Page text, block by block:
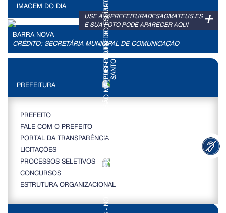
IMAGEM DO DIA
+
USE A @PREFEITURADESAOMATEUS.ES
E SUA FOTO PODE APARECER AQUI
BARRA NOVA
CRÉDITO: SECRETÁRIA MUNICIPAL DE COMUNICAÇÃO
PREFEITURA
PREFEITO
FALE COM O PREFEITO
PORTAL DA TRANSPARÊNCIA
LICITAÇÕES
PROCESSOS SELETIVOS
CONCURSOS
ESTRUTURA ORGANIZACIONAL